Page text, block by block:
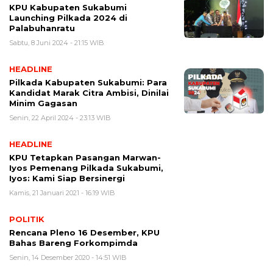
KPU Kabupaten Sukabumi
Launching Pilkada 2024 di
Palabuhanratu
Sabtu, 8 Juni 2024 - 21:15 WIB
HEADLINE
Pilkada Kabupaten Sukabumi: Para
Kandidat Marak Citra Ambisi, Dinilai
Minim Gagasan
Senin, 22 April 2024 - 23:13 WIB
HEADLINE
KPU Tetapkan Pasangan Marwan-
Iyos Pemenang Pilkada Sukabumi,
Iyos: Kami Siap Bersinergi
Kamis, 21 Januari 2021 - 16:19 WIB
POLITIK
Rencana Pleno 16 Desember, KPU
Bahas Bareng Forkompimda
Senin, 14 Desember 2020 - 14:51 WIB